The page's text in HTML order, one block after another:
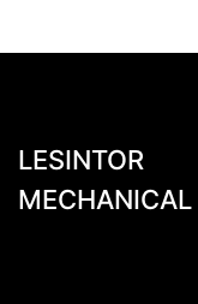
LESINTOR
MECHANICAL